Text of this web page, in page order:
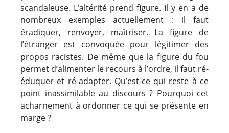
scandaleuse. L’altérité prend figure. Il y en a de
nombreux exemples actuellement : il faut
éradiquer, renvoyer, maîtriser. La figure de
l’étranger est convoquée pour légitimer des
propos racistes. De même que la figure du fou
permet d’alimenter le recours à l’ordre, il faut ré-
éduquer et ré-adapter. Qu’est-ce qui reste à ce
point inassimilable au discours ? Pourquoi cet
acharnement à ordonner ce qui se présente en
marge ?